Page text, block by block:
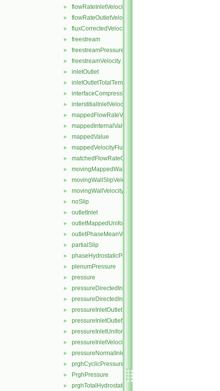
► flowRateInletVelocity
► flowRateOutletVelocity
► fluxCorrectedVelocity
► freestream
► freestreamPressure
► freestreamVelocity
► inletOutlet
► inletOutletTotalTemperature
► interfaceCompression
► interstitialInletVelocity
► mappedFlowRateVelocity
► mappedInternalValue
► mappedValue
► mappedVelocityFlux
► matchedFlowRateOutletVelocity
► movingMappedWallVelocity
► movingWallSlipVelocity
► movingWallVelocity
► noSlip
► outletInlet
► outletMappedUniformInlet
► outletPhaseMeanVelocity
► partialSlip
► phaseHydrostaticPressure
► plenumPressure
► pressure
► pressureDirectedInletOutletVelocity
► pressureDirectedInletVelocity
► pressureInletOutletParSlipVelocity
► pressureInletOutletVelocity
► pressureInletUniformVelocity
► pressureInletVelocity
► pressureNormalInletOutletVelocity
► prghCyclicPressure
► PrghPressure
► prghTotalHydrostaticPressure